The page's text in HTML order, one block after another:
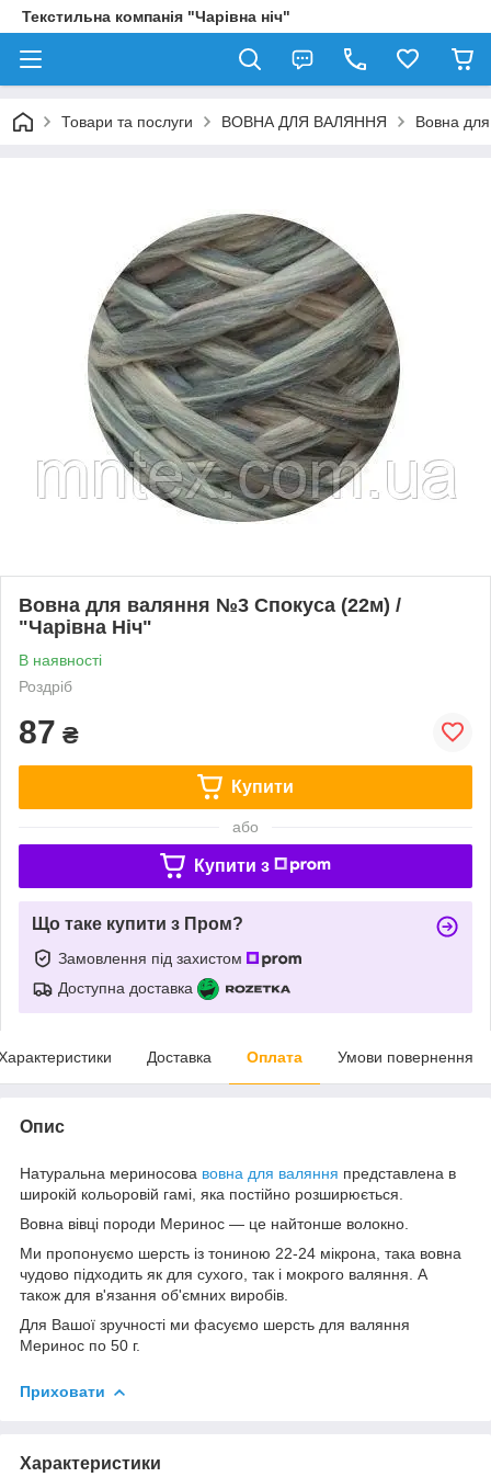
Текстильна компанія "Чарівна ніч"
Товари та послуги ВОВНА ДЛЯ ВАЛЯННЯ Вовна
Вовна для валяння №3 Спокуса (22м) /
"Чарівна Ніч"
В наявності
Роздріб
87 ₴
Купити
або
Купити з
Що таке купити з Пром?
Замовлення під захистом
Доступна доставка
Доставка Оплата Умови повернення
Опис
Натуральна мериносова вовна для валяння представлена в
широкій кольоровій гамі, яка постійно розширюється.
Вовна вівці породи Меринос — це найтонше волокно.
Ми пропонуємо шерсть із тониною 22-24 мікрона, така вовна
чудово підходить як для сухого, так і мокрого валяння. А
також для в'язання об'ємних виробів.
Для Вашої зручності ми фасуємо шерсть для валяння
Меринос по 50 г.
Приховати
Характеристики